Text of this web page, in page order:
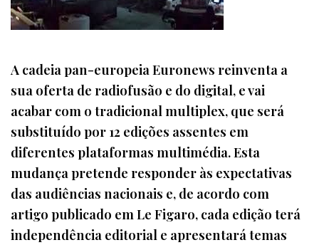
A cadeia pan-europeia Euronews reinventa a
sua oferta de radiofusão e do digital, e vai
acabar com o tradicional multiplex, que será
substituído por 12 edições assentes em
diferentes plataformas multimédia. Esta
mudança pretende responder às expectativas
das audiências nacionais e, de acordo com
artigo publicado em Le Figaro, cada edição terá
independência editorial e apresentará temas